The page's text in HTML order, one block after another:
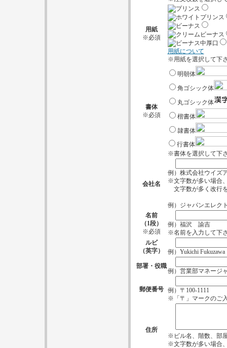
用紙
※必須
用紙について
※用紙を選択して下
書体
※必須
明朝体
角ゴシック体
丸ゴシック体
楷書体
隷書体
行書体
※書体を選択して下
会社名
例）株式会社ウイズ
※文字数が多い場合
文字数が多く改行
例）ジャパンエレク
名前
（1段）
※必須
例）福沢 諭吉
※名前を入力して下
ルビ
（英字）
例）Yukichi Fukuzawa
部署・役職
例）営業部マネージ
郵便番号
例）〒100-1111
※「〒」マークのご
住所
※ビル名、階数、部
※文字数が多い場合